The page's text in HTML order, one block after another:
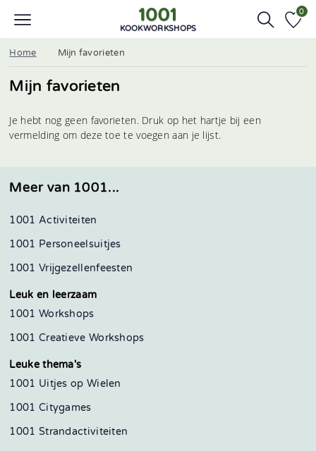
KOOKWORKSHOPS
0
Home Mijn favorieten
Mijn favorieten
Je hebt nog geen favorieten. Druk op het hartje bij een
vermelding om deze toe te voegen aan je lijst.
Meer van 1001...
1001 Activiteiten
1001 Personeelsuitjes
1001 Vrijgezellenfeesten
Leuk en leerzaam
1001 Workshops
1001 Creatieve Workshops
Leuke thema's
1001 Uitjes op Wielen
1001 Citygames
1001 Strandactiviteiten